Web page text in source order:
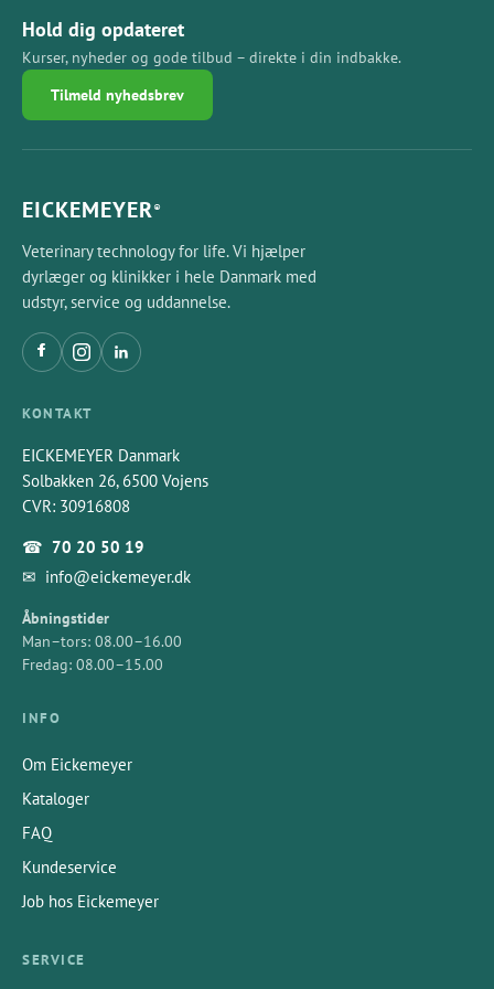
Hold dig opdateret
Kurser, nyheder og gode tilbud – direkte i din indbakke.
Tilmeld nyhedsbrev
EICKEMEYER®
Veterinary technology for life. Vi hjælper
dyrlæger og klinikker i hele Danmark med
udstyr, service og uddannelse.
KONTAKT
EICKEMEYER Danmark
Solbakken 26, 6500 Vojens
CVR: 30916808
☎ 70 20 50 19
✉ info@eickemeyer.dk
Åbningstider
Man–tors: 08.00–16.00
Fredag: 08.00–15.00
INFO
Om Eickemeyer
Kataloger
FAQ
Kundeservice
Job hos Eickemeyer
SERVICE